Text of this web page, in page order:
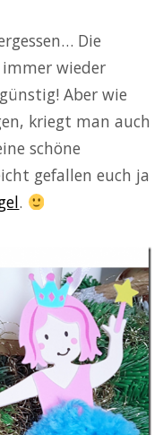
Die
immer wieder
Aber wie
kriegt man auch
schöne
gefallen euch ja
.